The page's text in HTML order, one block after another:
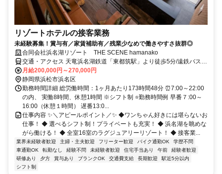
リゾートホテルの接客業務
未経験募集！賞与有／家賃補助有／残業少なめで働きやすさ抜群◎
合同会社浜名湖リゾート THE SCENE hamanako
交通・アクセス 天竜浜名湖鉄道「東都筑駅」より徒歩5分/遠鉄バス
「東都筑駅」より徒歩10分
月給200,000円～270,000円
静岡県浜松市浜名区
勤務時間詳細 総労働時間：1ヶ月あたり173時間48分 ⏰7:00～22:00
の内、 実働8時間、休憩1時間 ※シフト制 ⭐勤務時間例 早番７:00～
16:00（休憩１時間） 遅番13:0...
仕事内容 ✨＼アピールポイント／✨ ◆ワンちゃん好きには堪らないお
仕事！ ◆ 選べるシフト制！プライベートも充実！ ◆ 浜名湖を眺めな
がら働ける！ ◆ 全室16室のラグジュアリーリゾート！ ◆ 接客業...
業界未経験者歓迎 主婦・主夫歓迎 フリーター歓迎 バイク通勤OK
学歴不問
車通勤OK
転勤なし 経験不問 未経験者歓迎 住宅手当あり 午前
経験者歓迎
研修あり
夕方 賞与あり ブランクOK 交通費支給 長期歓迎
駅近5分以内
シフト制